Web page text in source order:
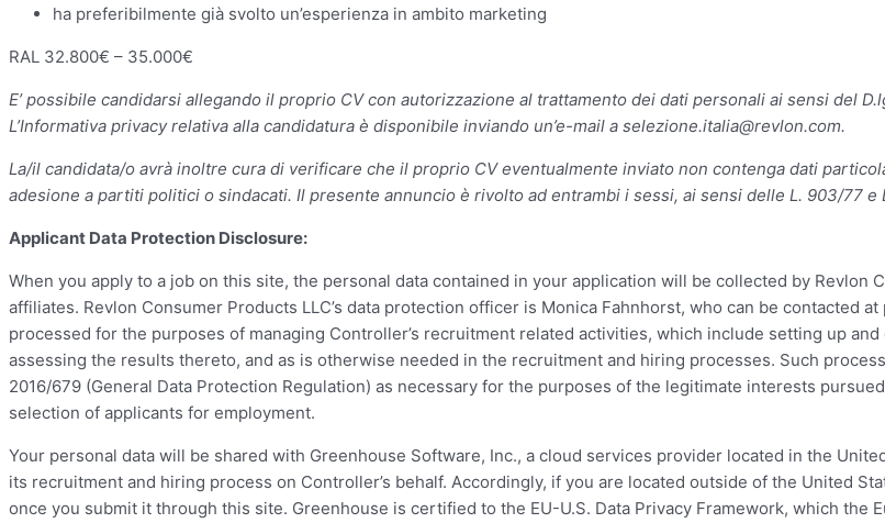
ha preferibilmente già svolto un’esperienza in ambito marketing
RAL 32.800€ – 35.000€
E’ possibile candidarsi allegando il proprio CV con autorizzazione al trattamento dei dati personali ai sensi del
L’Informativa privacy relativa alla candidatura è disponibile inviando un’e-mail a selezione.italia@revlon.com.
La/il candidata/o avrà inoltre cura di verificare che il proprio CV eventualmente inviato non contenga dati
adesione a partiti politici o sindacati. Il presente annuncio è rivolto ad entrambi i sessi, ai sensi delle L. 903/77 e
Applicant Data Protection Disclosure:
When you apply to a job on this site, the personal data contained in your application will be collected by Revlon
affiliates. Revlon Consumer Products LLC’s data protection officer is Monica Fahnhorst, who can be contacted at
processed for the purposes of managing Controller’s recruitment related activities, which include setting up
assessing the results thereto, and as is otherwise needed in the recruitment and hiring processes. Such
2016/679 (General Data Protection Regulation) as necessary for the purposes of the legitimate interests
selection of applicants for employment.
Your personal data will be shared with Greenhouse Software, Inc., a cloud services provider located in the
its recruitment and hiring process on Controller’s behalf. Accordingly, if you are located outside of the United
once you submit it through this site. Greenhouse is certified to the EU-U.S. Data Privacy Framework, which the